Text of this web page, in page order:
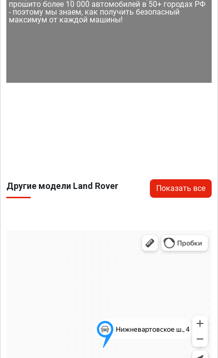
прошито более 10 000 автомобилей в 50+ городах РФ
- поэтому мы знаем, как получить безопасный
максимум от каждой машины!
Другие модели Land Rover Показать все